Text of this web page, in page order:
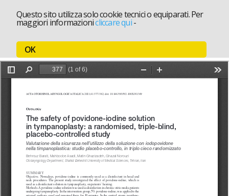
Questo sito utilizza solo cookie tecnici o equiparati. Per
maggiori informazionicliccare qui-
OK